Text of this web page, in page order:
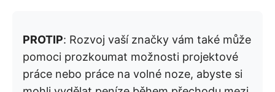
PROTIP: Rozvoj vaší značky vám také může
pomoci prozkoumat možnosti projektové
práce nebo práce na volné noze, abyste si